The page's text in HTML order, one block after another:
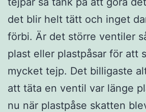
det blir helt tätt och inget
förbi. Är det större ventiler
plast eller plastpåsar för att
mycket tejp. Det billigaste
att täta en ventil var länge
nu när plastpåse skatten